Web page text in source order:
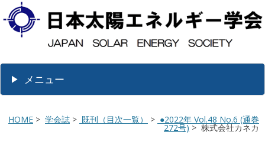
メニュー
HOME > 学会誌 > 既刊（目次一覧） > ●2022年 Vol.48 No.6 (通巻
272号) > 株式会社カネカ